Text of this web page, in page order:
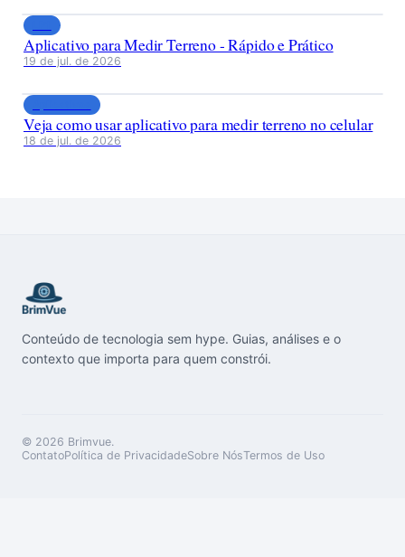
Aplicativo para Medir Terreno - Rápido e Prático
19 de jul. de 2026
Veja como usar aplicativo para medir terreno no celular
18 de jul. de 2026
Conteúdo de tecnologia sem hype. Guias, análises e o
contexto que importa para quem constrói.
© 2026 Brimvue.
ContatoPolítica de PrivacidadeSobre NósTermos de Uso